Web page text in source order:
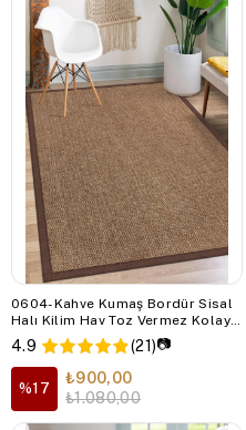
0604-Kahve Kumaş Bordür Sisal
Halı Kilim Hav Toz Vermez Kolay
Temizlenen Hasır Kilim
4.9 (21)📷
%17
₺900,00
₺1.080,00